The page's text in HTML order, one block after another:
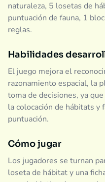
naturaleza, 5 losetas de
puntuación de fauna, 1
reglas.
Habilidades
El juego mejora el
razonamiento espacial, la
toma de decisiones, ya
la colocación de hábitats y
puntuación.
Cómo jugar
Los jugadores se turnan
loseta de hábitat y una